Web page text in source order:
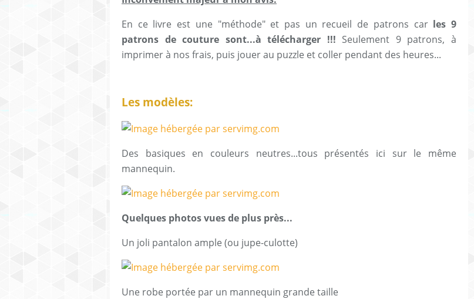
En ce livre est une "méthode" et pas un recueil de patrons car les 9
patrons de couture sont...à télécharger !!! Seulement 9 patrons, à
imprimer à nos frais, puis jouer au puzzle et coller pendant des heures...
Les modèles:
Des basiques en couleurs neutres...tous présentés ici sur le même
mannequin.
Quelques photos vues de plus près...
Un joli pantalon ample (ou jupe-culotte)
Une robe portée par un mannequin grande taille